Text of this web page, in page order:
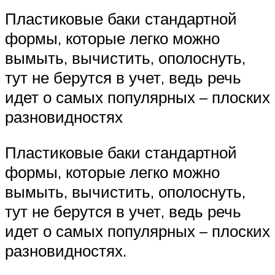
Пластиковые баки стандартной
формы, которые легко можно
вымыть, вычистить, ополоснуть,
тут не берутся в учет, ведь речь
идет о самых популярных – плоских
разновидностях
Пластиковые баки стандартной
формы, которые легко можно
вымыть, вычистить, ополоснуть,
тут не берутся в учет, ведь речь
идет о самых популярных – плоских
разновидностях.